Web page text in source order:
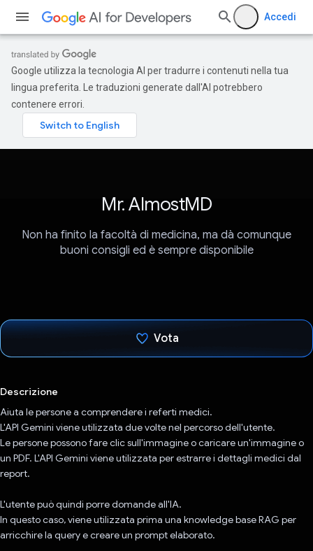
Accedi
Google utilizza la tecnologia AI per tradurre i contenuti nella tua
lingua preferita. Le traduzioni generate dall'AI potrebbero
contenere errori.
Mr. AlmostMD
Non ha finito la facoltà di medicina, ma dà comunque
buoni consigli ed è sempre disponibile
Vota
Descrizione
Aiuta le persone a comprendere i referti medici.
L'API Gemini viene utilizzata due volte nel percorso dell'utente.
Le persone possono fare clic sull'immagine o caricare un'immagine o
un PDF. L'API Gemini viene utilizzata per estrarre i dettagli medici dal
report.
L'utente può quindi porre domande all'IA.
In questo caso, viene utilizzata prima una knowledge base RAG per
arricchire la query e creare un prompt elaborato.